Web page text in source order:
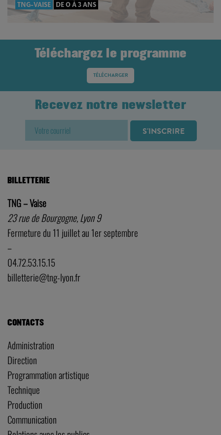
TNG-VAISE DE 0 À 3 ANS
Téléchargez le programme
TÉLÉCHARGER
Recevez notre newsletter
BILLETTERIE
TNG – Vaise
23 rue de Bourgogne, Lyon 9
Fermeture du 11 juillet au 1er septembre
–
04.72.53.15.15
billetterie@tng-lyon.fr
CONTACTS
Administration
Direction
Programmation artistique
Technique
Production
Communication